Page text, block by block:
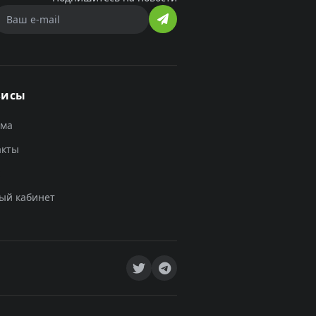
кабинет